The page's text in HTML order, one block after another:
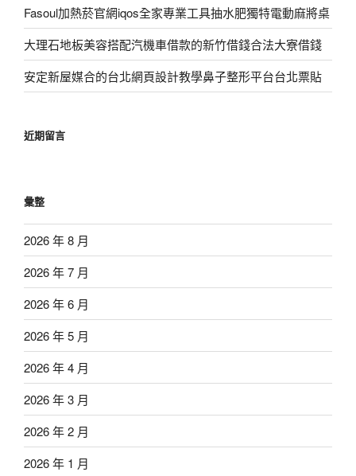
Fasoul加熱菸官網iqos全家專業工具抽水肥獨特電動麻將桌
大理石地板美容搭配汽機車借款的新竹借錢合法大寮借錢
安定新屋媒合的台北網頁設計教學鼻子整形平台台北票貼
近期留言
彙整
2026 年 8 月
2026 年 7 月
2026 年 6 月
2026 年 5 月
2026 年 4 月
2026 年 3 月
2026 年 2 月
2026 年 1 月